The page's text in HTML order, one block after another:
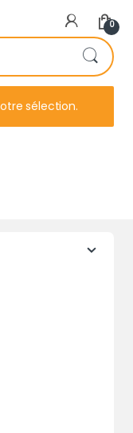
0
sélection.